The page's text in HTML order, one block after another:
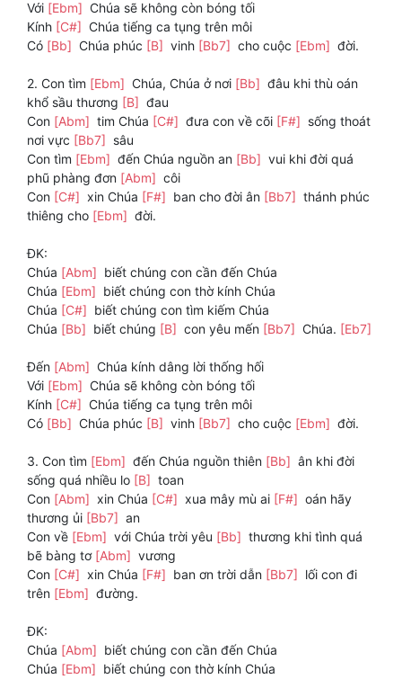
Với [Ebm] Chúa sẽ không còn bóng tối
Kính [C#] Chúa tiếng ca tụng trên môi
Có [Bb] Chúa phúc [B] vinh [Bb7] cho cuộc [Ebm] đời.
2. Con tìm [Ebm] Chúa, Chúa ở nơi [Bb] đâu khi thù oán
khổ sầu thương [B] đau
Con [Abm] tim Chúa [C#] đưa con về cõi [F#] sống thoát
nơi vực [Bb7] sâu
Con tìm [Ebm] đến Chúa nguồn an [Bb] vui khi đời quá
phũ phàng đơn [Abm] côi
Con [C#] xin Chúa [F#] ban cho đời ân [Bb7] thánh phúc
thiêng cho [Ebm] đời.
ĐK:
Chúa [Abm] biết chúng con cần đến Chúa
Chúa [Ebm] biết chúng con thờ kính Chúa
Chúa [C#] biết chúng con tìm kiếm Chúa
Chúa [Bb] biết chúng [B] con yêu mến [Bb7] Chúa. [Eb7]
Đến [Abm] Chúa kính dâng lời thống hối
Với [Ebm] Chúa sẽ không còn bóng tối
Kính [C#] Chúa tiếng ca tụng trên môi
Có [Bb] Chúa phúc [B] vinh [Bb7] cho cuộc [Ebm] đời.
3. Con tìm [Ebm] đến Chúa nguồn thiên [Bb] ân khi đời
sống quá nhiều lo [B] toan
Con [Abm] xin Chúa [C#] xua mây mù ai [F#] oán hãy
thương ủi [Bb7] an
Con về [Ebm] với Chúa trời yêu [Bb] thương khi tình quá
bẽ bàng tơ [Abm] vương
Con [C#] xin Chúa [F#] ban ơn trời dẫn [Bb7] lối con đi
trên [Ebm] đường.
ĐK:
Chúa [Abm] biết chúng con cần đến Chúa
Chúa [Ebm] biết chúng con thờ kính Chúa